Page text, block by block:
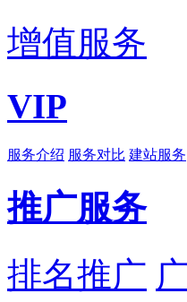
增值服务
VIP
服务介绍 服务对比 建站服务
推广服务
排名推广